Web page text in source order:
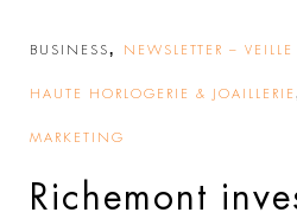
BUSINESS, NEWSLETTER –
HAUTE HORLOGERIE & JOAILLERIE
MARKETING
Richemont